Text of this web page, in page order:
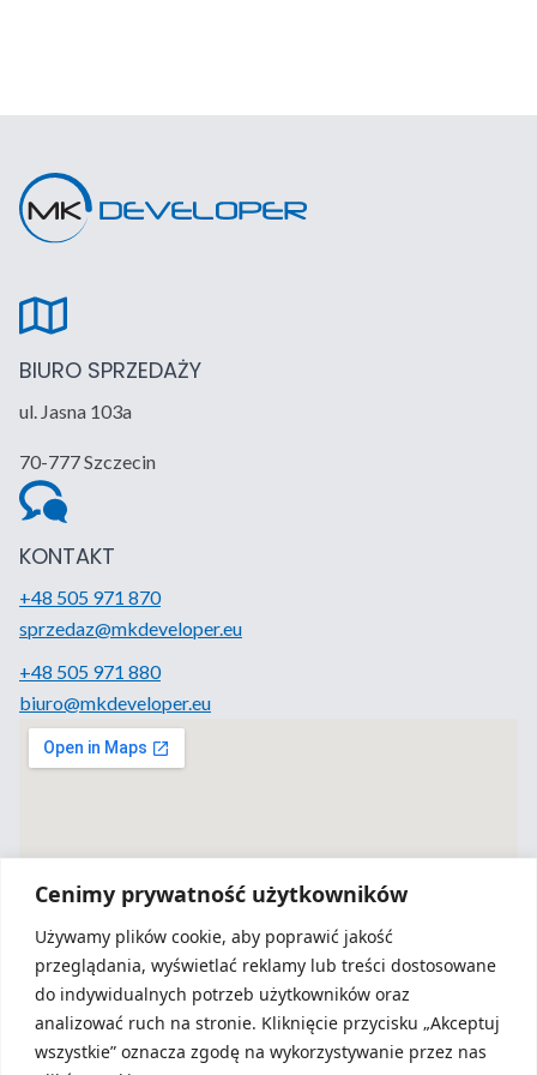
Cenimy prywatność użytkowników
Używamy plików cookie, aby poprawić jakość
przeglądania, wyświetlać reklamy lub treści dostosowane
do indywidualnych potrzeb użytkowników oraz
analizować ruch na stronie. Kliknięcie przycisku „Akceptuj
wszystkie” oznacza zgodę na wykorzystywanie przez nas
BIURO SPRZEDAŻY
ul. Jasna 103a
70-777 Szczecin
KONTAKT
+48 505 971 870
sprzedaz@mkdeveloper.eu
+48 505 971 880
biuro@mkdeveloper.eu
O firmie